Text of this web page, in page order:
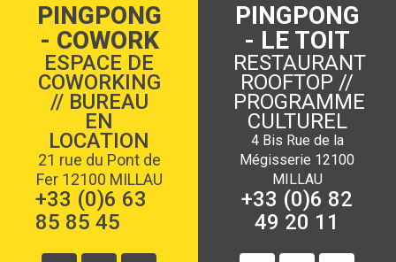
PINGPONG
- COWORK
ESPACE DE
COWORKING
// BUREAU
EN
LOCATION
21 rue du Pont de
Fer 12100 MILLAU
+33 (0)6 63
85 85 45
PINGPONG
- LE TOIT
RESTAURANT
ROOFTOP //
PROGRAMME
CULTUREL
4 Bis Rue de la
Mégisserie 12100
MILLAU
+33 (0)6 82
49 20 11